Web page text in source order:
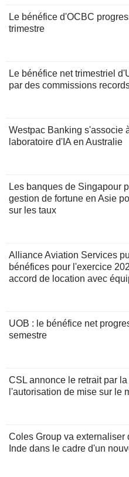
Le bénéfice d'OCBC
trimestre
Le bénéfice net trimestriel
par des commissions
Westpac Banking s'associe
laboratoire d'IA en Australie
Les banques de Singapour
gestion de fortune en Asie
sur les taux
Alliance Aviation Services
bénéfices pour l'exercice
accord de location avec
UOB : le bénéfice net
semestre
CSL annonce le retrait par
l'autorisation de mise sur le
Coles Group va externaliser
Inde dans le cadre d'un